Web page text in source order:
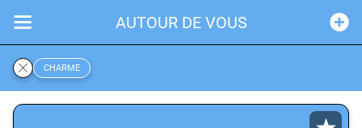
AUTOUR DE VOUS
CHARME